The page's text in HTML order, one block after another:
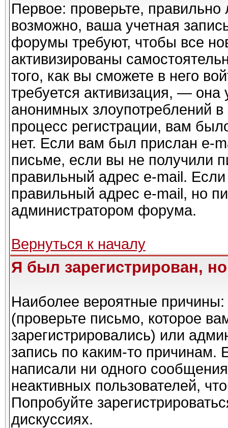
Первое: проверьте,
возможно, ваша учетная
форумы требуют, чтобы все
активизированы
того, как вы сможете в него
требуется активизация, —
анонимных злоупотреблений
процесс регистрации, вам
нет. Если вам был прислан e-
письме, если вы не получили
правильный адрес e-mail.
правильный адрес e-mail, но
администратором форума.
Вернуться к началу
Я был зарегистрирован,
Наиболее вероятные
(проверьте письмо, которое
зарегистрировались) или
запись по каким-то причинам.
написали ни одного
неактивных пользователей,
Попробуйте
дискуссиях.